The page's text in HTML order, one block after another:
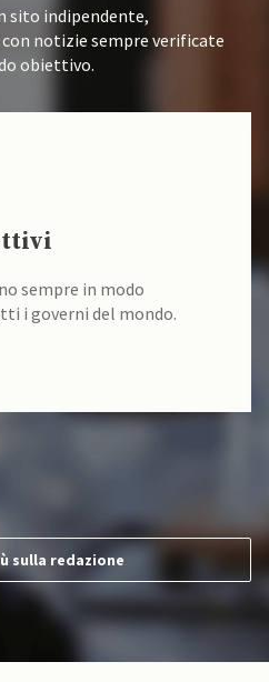
sito indipendente,
notizie sempre verificate
obiettivo.
sempre in modo
i governi del mondo.
sulla redazione